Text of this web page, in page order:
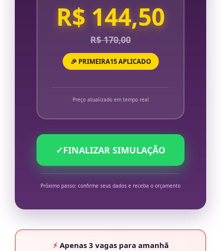
R$ 144,50
R$ 170,00
🎉 PRIMEIRA15 APLICADO
Preço atualizado em tempo real
✓FINALIZAR SIMULAÇÃO
Próximo passo: confirme seus dados e receba o orçamento
⚡Apenas 3 vagaspara amanhã